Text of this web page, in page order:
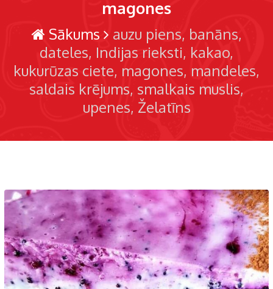
magones
Sākums auzu piens banāns
dateles Indijas rieksti kakao
kukurūzas ciete magones mandeles
saldais krējums smalkais muslis
upenes Želatīns